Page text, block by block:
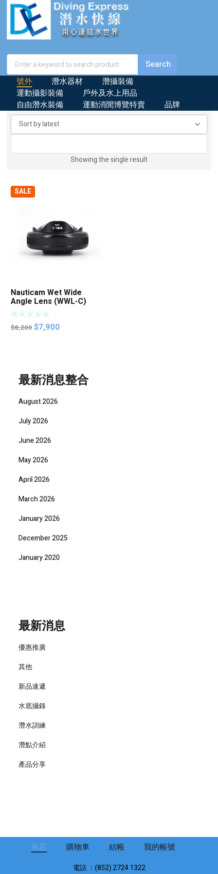
號外 潛水器材
潛攝裝備
運動攝影裝備
戶外及水上用品
自由潛水裝備
運動消閒博覽特賣 品牌
Showing the single result
SALE
Nauticam Wet Wide
Angle Lens (WWL-C)
$8,200 Original
$7,900
最新消息整合
August 2026
July 2026
June 2026
May 2026
April 2026
March 2026
January 2026
December 2025
January 2020
最新消息
優惠推廣
其他
新品速遞
水底攝錄
潛水訓練
潛點介紹
產品分享
商店 購物車 結帳 我的帳號
電話 ：(852) 2724 1322